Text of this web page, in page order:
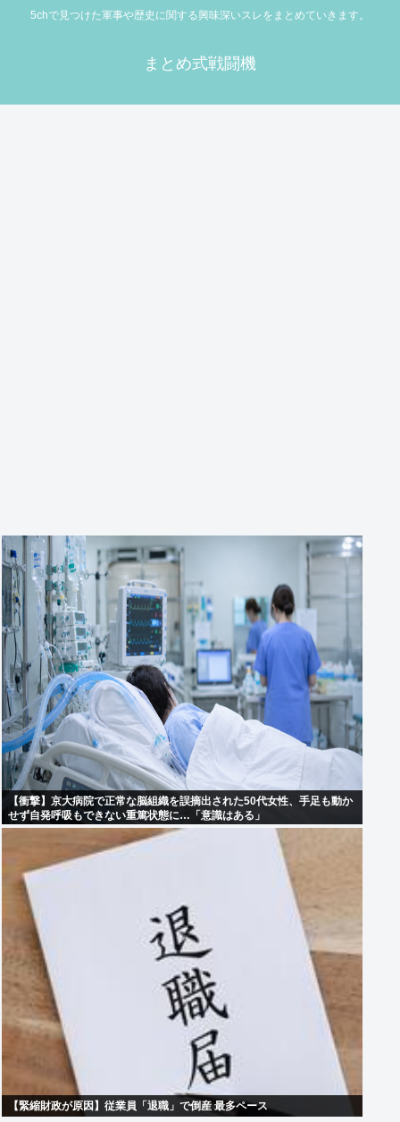
5chで見つけた軍事や歴史に関する興味深いスレをまとめていきます。
まとめ式戦闘機
【衝撃】京大病院で正常な脳組織を誤摘出された50代女性、手足も動か
せず自発呼吸もできない重篤状態に…「意識はある」
【緊縮財政が原因】従業員「退職」で倒産 最多ペース